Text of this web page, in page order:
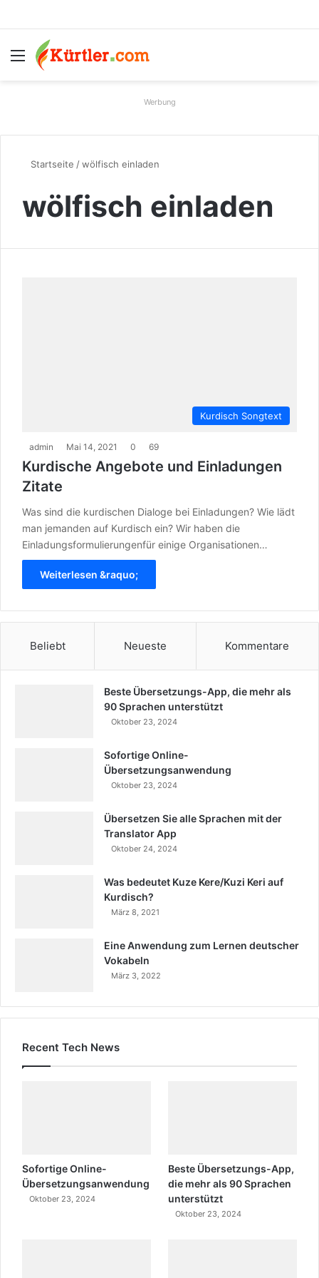
Menü
Werbung
Startseite /wölfisch einladen
wölfisch einladen
Kurdisch Songtext
admin Mai 14, 2021 0 69
Kurdische Angebote und Einladungen
Zitate
Was sind die kurdischen Dialoge bei Einladungen? Wie lädt
man jemanden auf Kurdisch ein? Wir haben die
Einladungsformulierungenfür einige Organisationen…
Weiterlesen &raquo;
Beliebt Neueste Kommentare
Beste Übersetzungs-App, die mehr als
90 Sprachen unterstützt
Oktober 23, 2024
Sofortige Online-
Übersetzungsanwendung
Oktober 23, 2024
Übersetzen Sie alle Sprachen mit der
Translator App
Oktober 24, 2024
Was bedeutet Kuze Kere/Kuzi Keri auf
Kurdisch?
März 8, 2021
Eine Anwendung zum Lernen deutscher
Vokabeln
März 3, 2022
Recent Tech News
Sofortige Online-
Übersetzungsanwendung
Oktober 23, 2024
Beste Übersetzungs-App,
die mehr als 90 Sprachen
unterstützt
Oktober 23, 2024